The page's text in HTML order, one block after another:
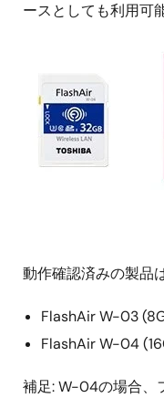
ースとしても利用可
動作確認済みの製品
FlashAir W-03
FlashAir W-04
補足: W-04の場合、